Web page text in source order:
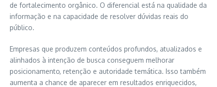
de fortalecimento orgânico. O diferencial está na qualidade da
informação e na capacidade de resolver dúvidas reais do
público.
Empresas que produzem conteúdos profundos, atualizados e
alinhados à intenção de busca conseguem melhorar
posicionamento, retenção e autoridade temática. Isso também
aumenta a chance de aparecer em resultados enriquecidos,